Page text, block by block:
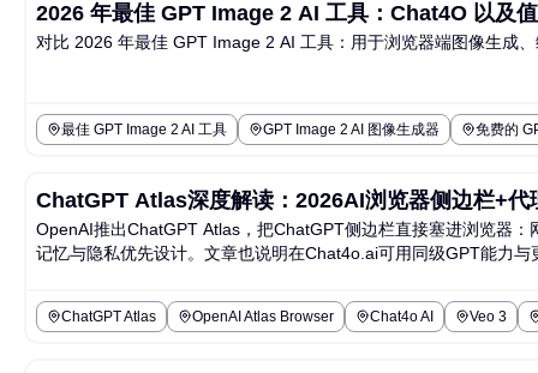
2026 年最佳 GPT Image 2 AI 工具：Chat4O 以及
对比 2026 年最佳 GPT Image 2 AI 工具：用于浏览器端图像生成
最佳 GPT Image 2 AI 工具 GPT Image 2 AI 图像生成器 免费的
ChatGPT Atlas深度解读：2026AI浏览器侧边栏+
OpenAI推出ChatGPT Atlas，把ChatGPT侧边栏直接塞进浏览器
记忆与隐私优先设计。文章也说明在Chat4o.ai可用同级GPT能力
ChatGPT Atlas OpenAI Atlas Browser Chat4o AI Veo 3